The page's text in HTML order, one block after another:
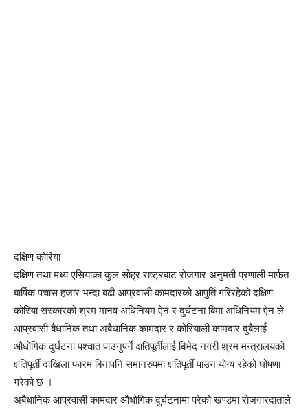
दक्षिण कोरिया
दक्षिण तथा मध्य एसियाका कुल सोह्र राष्ट्रबाट रोजगार अनुमती प्रणाली मार्फत
बार्षिक पचास हजार भन्दा बढी आप्रवासी कामदारको आपुर्ति गरिरहेको दक्षिण
कोरिया सरकारको श्रम मानव अधिनियम ऐन र दुर्घटना बिमा अधिनियम ऐन ले
आप्रवासी बैधानिक तथा अबैधानिक कामदार र कोरियाली कामदार दुबैलार्ई
औधोगिक दुर्घटना पश्चात पाउनुपर्ने क्षतिपूर्तीलाई बिभेद नगरी श्रम मन्त्रालयको
क्षतिपूर्ती दाखिला फारम बिनापनि समानरुपमा क्षतिपूर्ती पाउन योग्य रहेको घोषणा
गरेको छ ।
अबैधानिक आप्रवासी कामदार औधोगिक दुर्घटनामा परेको खण्डमा रोजगारदाताले